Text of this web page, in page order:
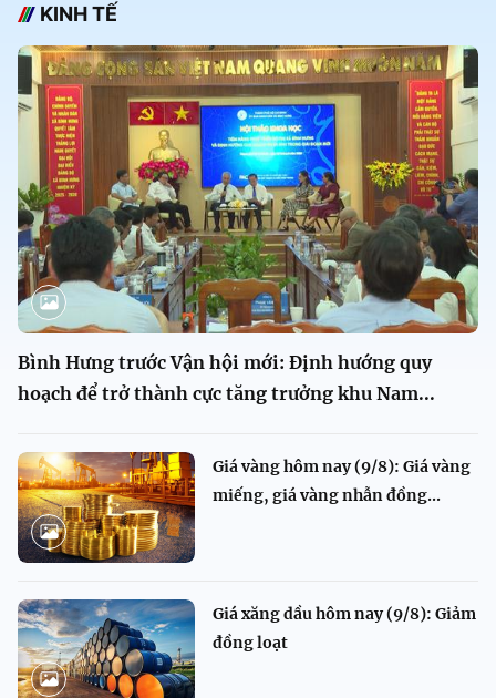
KINH TẾ
Bình Hưng trước Vận hội mới: Định hướng quy
hoạch để trở thành cực tăng trưởng khu Nam...
Giá vàng hôm nay (9/8): Giá vàng
miếng, giá vàng nhẫn đồng...
Giá xăng dầu hôm nay (9/8): Giảm
đồng loạt